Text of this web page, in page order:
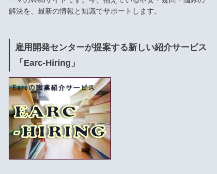
解決を、最新の情報と知識でサポートします。
雇用開発センターが提案する新しい紹介サービス
「Earc-Hiring」